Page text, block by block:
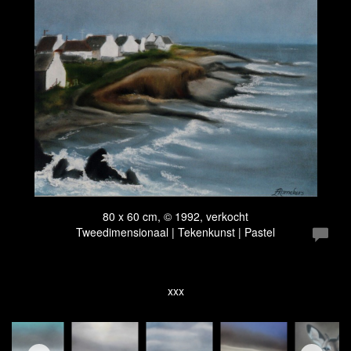
80 x 60 cm, © 1992, verkocht
Tweedimensionaal | Tekenkunst | Pastel
xxx